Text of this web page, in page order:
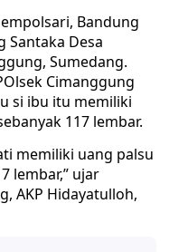
Bandung
Santaka Desa
Sumedang.
Cimanggung
si ibu itu memiliki
117 lembar.
memiliki uang palsu
lembar,” ujar
AKP Hidayatulloh,